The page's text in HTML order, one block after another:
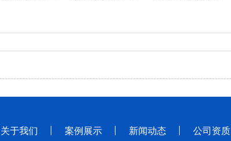
关于我们 案例展示 新闻动态 公司资质